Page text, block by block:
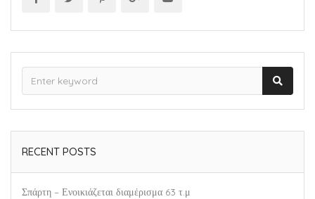
RECENT POSTS
Σπάρτη – Ενοικιάζεται διαμέρισμα 63 τ.μ